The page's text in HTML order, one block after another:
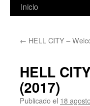
Inicio
← HELL CITY –
HELL
(2017)
Publicado el 18